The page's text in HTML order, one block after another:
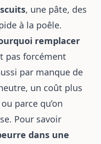
, une pâte, des
à la poêle.
remplacer
pas forcément
par manque de
un coût plus
parce qu’on
Pour savoir
dans une